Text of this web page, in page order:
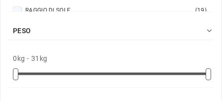
RAGGIO DI SOLE (19)
PESO 
0kg - 31kg